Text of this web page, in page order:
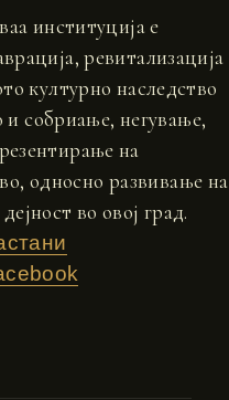
институција е
ревитализација
културно наследство
собриање, негување,
на
односно развивање на
во овој град.